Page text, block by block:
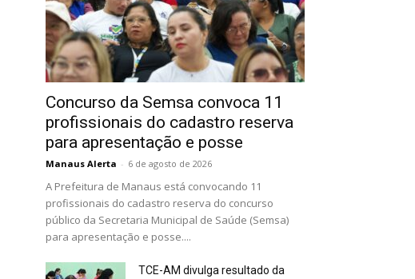
Concurso da Semsa convoca 11
profissionais do cadastro reserva
para apresentação e posse
Manaus Alerta - 6 de agosto de 2026
A Prefeitura de Manaus está convocando 11
profissionais do cadastro reserva do concurso
público da Secretaria Municipal de Saúde (Semsa)
para apresentação e posse....
TCE-AM divulga resultado da